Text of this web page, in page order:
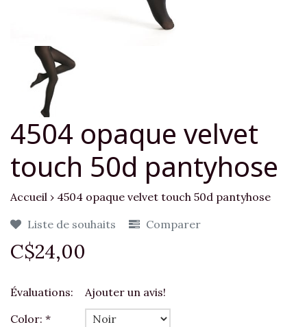
4504 opaque velvet
touch 50d pantyhose
Accueil › 4504 opaque velvet touch 50d pantyhose
Liste de souhaits
Comparer
C$24,00
Évaluations:
Ajouter un avis!
Color: *